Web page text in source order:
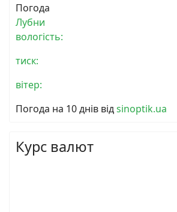
Погода
Лубни
вологість:
тиск:
вітер:
Погода на 10 днів відsinoptik.ua
Курс валют